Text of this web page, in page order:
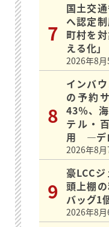
国土交
へ認定
町村を
える化」
2026年8月
インバ
の予約
43％、
テル・
用 ―デ
2026年8月
豪LCC
頭上棚
バッグ1
2026年8月